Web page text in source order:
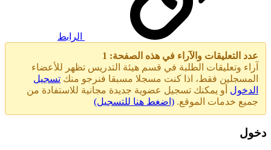
الرابط
عدد التعليقات والآراء في هذه الصفحة: 1
آراء وتعليقات الطلبة في قسم هيئة التدريس تظهر للأعضاء
المسجلين فقط، اذا كنت مسجلا مسبقا فنرجو منك تسجيل
الدخول أو يمكنك تسجيل عضوية جديدة مجانية للاستفادة من
جميع خدمات الموقع. (اضغط هنا للتسجيل)
دخول